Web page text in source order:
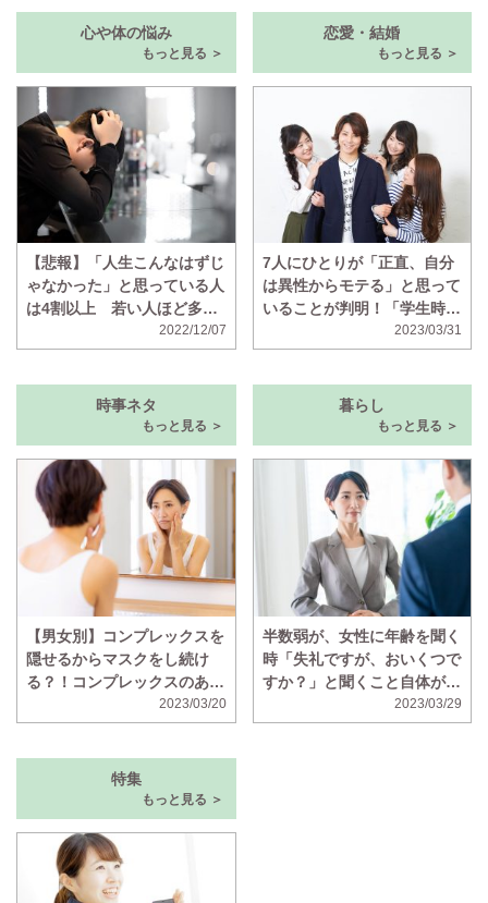
心や体の悩み
もっと見る ＞
【悲報】「人生こんなはずじ
ゃなかった」と思っている人
は4割以上 若い人ほど多い
2022/12/07
恋愛・結婚
もっと見る ＞
7人にひとりが「正直、自分
は異性からモテる」と思って
いることが判明！「学生時代
はマドンナと呼ばれていた」
2023/03/31
時事ネタ
もっと見る ＞
【男女別】コンプレックスを
隠せるからマスクをし続け
る？！コンプレックスのある
顔の部位ランキング！2023/03/20
暮らし
もっと見る ＞
半数弱が、女性に年齢を聞く
時「失礼ですが、おいくつで
すか？」と聞くこと自体が失
礼だと思っていることが判明
2023/03/29
特集
もっと見る ＞